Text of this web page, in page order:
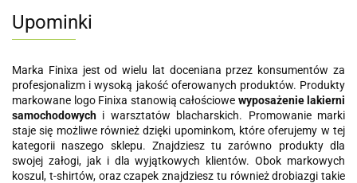
Upominki
Marka Finixa jest od wielu lat doceniana przez konsumentów za
profesjonalizm i wysoką jakość oferowanych produktów. Produkty
markowane logo Finixa stanowią całościowe wyposażenie lakierni
samochodowych i warsztatów blacharskich. Promowanie marki
staje się możliwe również dzięki upominkom, które oferujemy w tej
kategorii naszego sklepu. Znajdziesz tu zarówno produkty dla
swojej załogi, jak i dla wyjątkowych klientów. Obok markowych
koszul, t-shirtów, oraz czapek znajdziesz tu również drobiazgi takie